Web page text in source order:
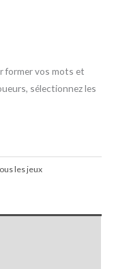
former vos mots et
sélectionnez les
les jeux